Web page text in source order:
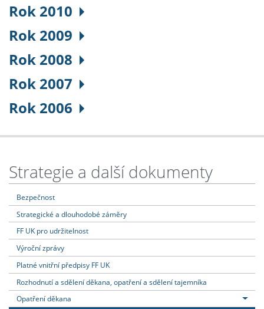
Rok 2010
Rok 2009
Rok 2008
Rok 2007
Rok 2006
Strategie a další dokumenty
Bezpečnost
Strategické a dlouhodobé záměry
FF UK pro udržitelnost
Výroční zprávy
Platné vnitřní předpisy FF UK
Rozhodnutí a sdělení děkana, opatření a sdělení tajemníka
Opatření děkana